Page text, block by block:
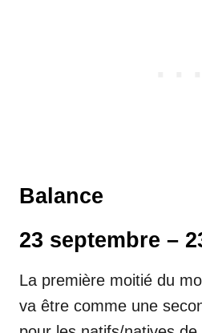
Balance
23 septembre –
La première moitié du
va être comme une